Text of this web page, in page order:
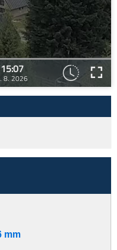
15:07
8. 2026
mm